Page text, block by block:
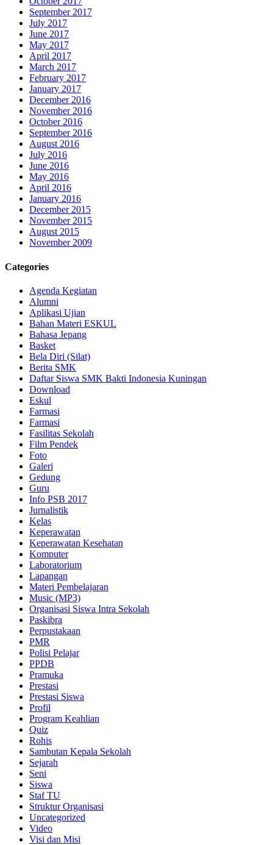
September 2017
July 2017
June 2017
May 2017
April 2017
March 2017
February 2017
January 2017
December 2016
November 2016
October 2016
September 2016
August 2016
July 2016
June 2016
May 2016
April 2016
January 2016
December 2015
November 2015
August 2015
November 2009
Categories
Agenda Kegiatan
Alumni
Aplikasi Ujian
Bahan Materi ESKUL
Bahasa Jepang
Basket
Bela Diri (Silat)
Berita SMK
Daftar Siswa SMK Bakti Indonesia Kuningan
Download
Eskul
Farmasi
Farmasi
Fasilitas Sekolah
Film Pendek
Foto
Galeri
Gedung
Guru
Info PSB 2017
Jurnalistik
Kelas
Keperawatan
Keperawatan Kesehatan
Komputer
Laboratorium
Lapangan
Materi Pembelajaran
Music (MP3)
Organisasi Siswa Intra Sekolah
Paskibra
Perpustakaan
PMR
Polisi Pelajar
PPDB
Pramuka
Prestasi
Prestasi Siswa
Profil
Program Keahlian
Quiz
Rohis
Sambutan Kepala Sekolah
Sejarah
Seni
Siswa
Staf TU
Struktur Organisasi
Uncategorized
Video
Visi dan Misi